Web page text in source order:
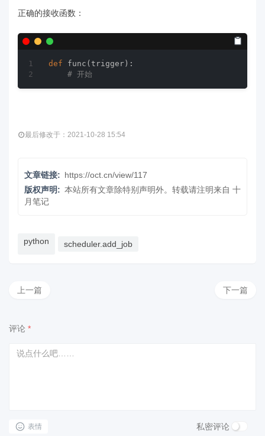
正确的接收函数：
def func (trigger) :
# 开始
最后修改于：2021-10-28 15:54
文章链接: https://oct.cn/view/117
版权声明: 本站所有文章除特别声明外。转载请注明来自 十
月笔记
python scheduler.add_job
下一篇
上一篇
评论 *
表情 私密评论